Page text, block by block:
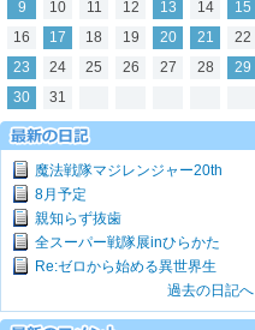
9
10 11 12 13 14
15
16
17 18 19 20 21
22
23
24 25 26 27 28
29
30
31
魔法戦隊マジレンジャー20th
8月予定
親知らず抜歯
全スーパー戦隊展inひらかた
Re:ゼロから始める異世界生
過去の日記へ